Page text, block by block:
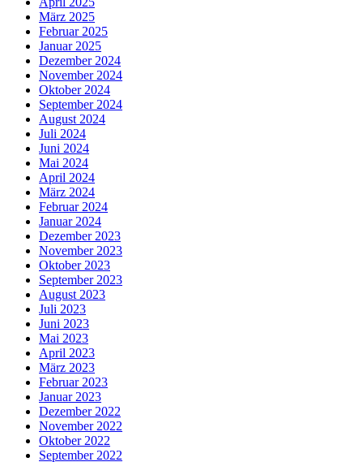
März 2025
Februar 2025
Januar 2025
Dezember 2024
November 2024
Oktober 2024
September 2024
August 2024
Juli 2024
Juni 2024
Mai 2024
April 2024
März 2024
Februar 2024
Januar 2024
Dezember 2023
November 2023
Oktober 2023
September 2023
August 2023
Juli 2023
Juni 2023
Mai 2023
April 2023
März 2023
Februar 2023
Januar 2023
Dezember 2022
November 2022
Oktober 2022
September 2022